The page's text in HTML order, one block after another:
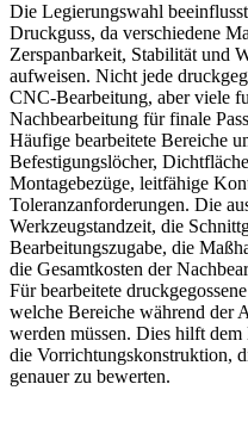
Die Legierungswahl
Druckguss, da verschiedene
Zerspanbarkeit, Stabilität und
aufweisen. Nicht jede
CNC-Bearbeitung, aber viele
Nachbearbeitung für finale
Häufige bearbeitete Bereiche
Befestigungslöcher,
Montagebezüge, leitfähige
Toleranzanforderungen. Die
Werkzeugstandzeit, die
Bearbeitungszugabe, die
die Gesamtkosten der
Fürbearbeitete
welche Bereiche während der
werden müssen. Dies hilft
die Vorrichtungskonstruktion,
genauer zu bewerten.